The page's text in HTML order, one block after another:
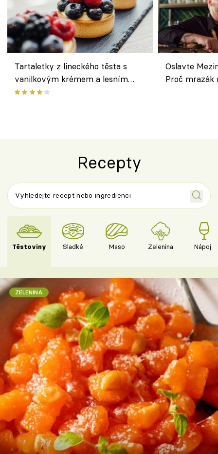
Tartaletky z lineckého těsta s
vanilkovým krémem a lesním
ovocem podle Bread Society
Oslavte
Proč
Recepty
Těstoviny Sladké Maso Zelenina Nápoje
ZELENINA